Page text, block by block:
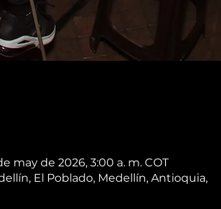
may de 2026, 3:00 a. m. COT
El Poblado, Medellín, Antioquia,